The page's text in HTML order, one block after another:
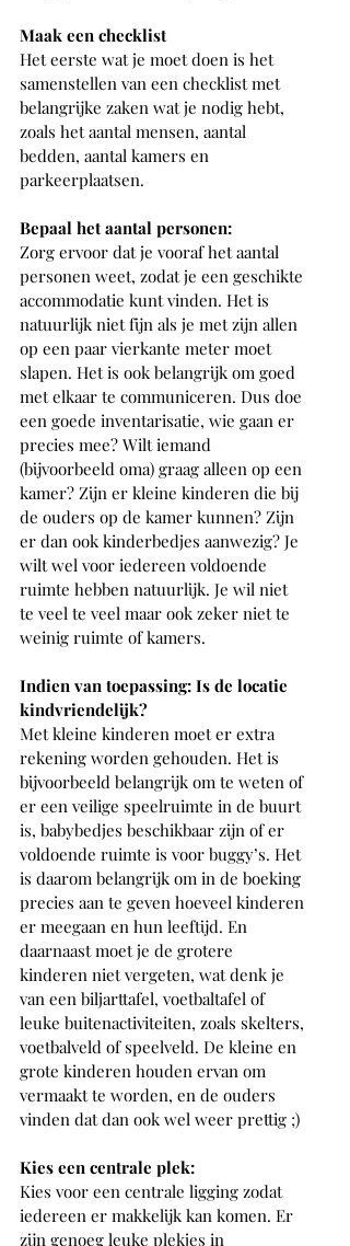
Maak een checklist
Het eerste wat je moet doen is het
samenstellen van een checklist met
belangrijke zaken wat je nodig hebt,
zoals het aantal mensen, aantal
bedden, aantal kamers en
parkeerplaatsen.
Bepaal het aantal personen:
Zorg ervoor dat je vooraf het aantal
personen weet, zodat je een geschikte
accommodatie kunt vinden. Het is
natuurlijk niet fijn als je met zijn allen
op een paar vierkante meter moet
slapen. Het is ook belangrijk om goed
met elkaar te communiceren. Dus doe
een goede inventarisatie, wie gaan er
precies mee? Wilt iemand
(bijvoorbeeld oma) graag alleen op een
kamer? Zijn er kleine kinderen die bij
de ouders op de kamer kunnen? Zijn
er dan ook kinderbedjes aanwezig? Je
wilt wel voor iedereen voldoende
ruimte hebben natuurlijk. Je wil niet
te veel te veel maar ook zeker niet te
weinig ruimte of kamers.
Indien van toepassing: Is de locatie
kindvriendelijk?
Met kleine kinderen moet er extra
rekening worden gehouden. Het is
bijvoorbeeld belangrijk om te weten of
er een veilige speelruimte in de buurt
is, babybedjes beschikbaar zijn of er
voldoende ruimte is voor buggy’s. Het
is daarom belangrijk om in de boeking
precies aan te geven hoeveel kinderen
er meegaan en hun leeftijd. En
daarnaast moet je de grotere
kinderen niet vergeten, wat denk je
van een biljarttafel, voetbaltafel of
leuke buitenactiviteiten, zoals skelters,
voetbalveld of speelveld. De kleine en
grote kinderen houden ervan om
vermaakt te worden, en de ouders
vinden dat dan ook wel weer prettig ;)
Kies een centrale plek:
Kies voor een centrale ligging zodat
iedereen er makkelijk kan komen. Er
zijn genoeg leuke plekjes in